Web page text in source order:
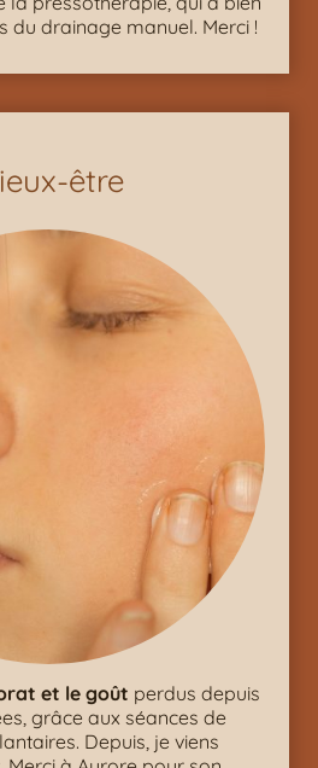
du drainage manuel. Merci !
être
et le goût perdus depuis
grâce aux séances de
Depuis, je viens